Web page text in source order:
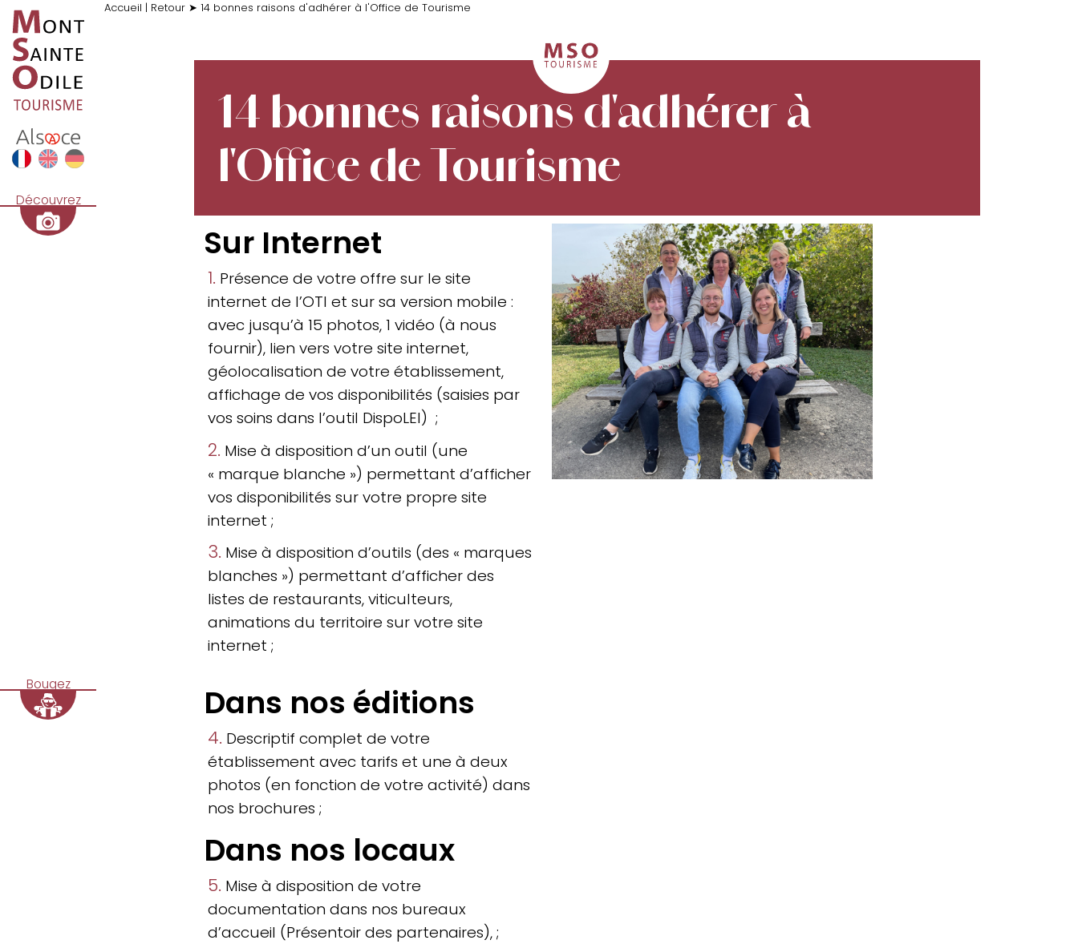
Accueil | Retour ➤ 14 bonnes raisons d'adhérer à l'Office de Tourisme
Découvrez
Bougez
14 bonnes raisons d'adhérer à
l'Office de Tourisme
Sur Internet
1. Présence de votre offre sur le site
internet de l’OTI et sur sa version mobile :
avec jusqu’à 15 photos, 1 vidéo (à nous
fournir), lien vers votre site internet,
géolocalisation de votre établissement,
affichage de vos disponibilités (saisies par
vos soins dans l’outil DispoLEI) ;
2. Mise à disposition d’un outil (une
« marque blanche ») permettant d’afficher
vos disponibilités sur votre propre site
internet ;
3. Mise à disposition d’outils (des « marques
blanches ») permettant d’afficher des
listes de restaurants, viticulteurs,
animations du territoire sur votre site
internet ;
Dans nos éditions
4. Descriptif complet de votre
établissement avec tarifs et une à deux
photos (en fonction de votre activité) dans
nos brochures ;
Dans nos locaux
5. Mise à disposition de votre
documentation dans nos bureaux
d’accueil (Présentoir des partenaires), ;